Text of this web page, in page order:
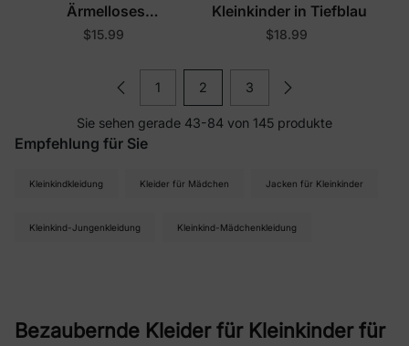
Ärmelloses
Blumenmuster Kleid Rosa
$15.99
Kleinkinder in Tiefblau
$18.99
1 2 3
Sie sehen gerade 43-84 von 145 produkte
Empfehlung für Sie
Kleinkindkleidung Kleider für Mädchen Jacken für Kleinkinder
Kleinkind-Jungenkleidung Kleinkind-Mädchenkleidung
Bezaubernde Kleider für Kleinkinder für